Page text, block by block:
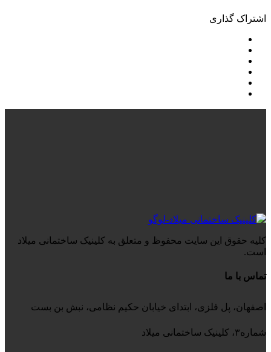
اشتراک ‌گذاری
کلیه حقوق این سایت محفوظ و متعلق به کلینیک ساختمانی میلاد
است.
تماس با ما
اصفهان، پل فلزی، ابتدای خیابان حکیم نظامی، نبش بن بست
شماره۳، کلینیک ساختمانی میلاد